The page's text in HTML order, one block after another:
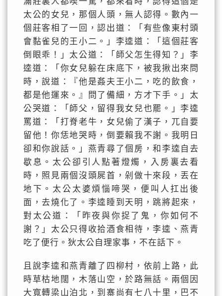
太公的女兒，那個人頭，無人認得。數內一
個莊客相了一回，認出道：「有些像東村頭
會黏雀兒的王小二。」李逵道：「這個莊客
倒眼乖！」太公道：「師父怎生得知？」李
逵道：「你女兒躲在床底下，被我揪出來問
時，說道：『他是姦夫王小二，吃的飲食，
都是他運來。』問了備細，方才下手。」太
公哭道：「師父，留得我女兒也罷。」李逵
罵道：「打脊老牛，女兒偷了漢子，兀自要
留他！你恁地哭時，倒要賴我不謝。我明日
卻和你說話。」燕青尋了個房，和李逵自去
歇息。太公卻引人點著燈燭，入房裏去看
時，照見兩個沒頭屍首，剁做十來段，丟在
地下。太公太婆煩惱啼哭，便叫人扛出後
面，去燒化了。李逵睡到天明，跳將起來，
對太公道：「昨夜與你捉了鬼，你如何不
謝？」太公只得收拾酒食相待，李逵、燕青
吃了便行。狄太公自理家事，不在話下。
且說李逵和燕青離了四柳村，依前上路，此
時草枯地闊，木落山空，於路無話。兩個因
大寬轉梁山泊北，到寨尚有七八十里，巴不